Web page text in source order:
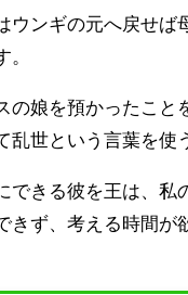
ンギの元へ戻せば
。
娘を預かったこと
世という言葉を使
できる彼を王は、私
きず、考える時間が